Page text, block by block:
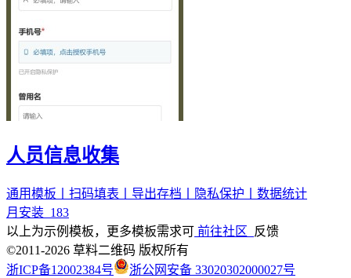
人员信息收集
通用模板丨扫码填表丨导出存档丨隐私保护丨数据统计
月安装 183
以上为示例模板，更多模板需求可 前往社区
反馈
©2011-2026 草料二维码 版权所有
浙ICP备12002384号
浙公网安备 33020302000027号